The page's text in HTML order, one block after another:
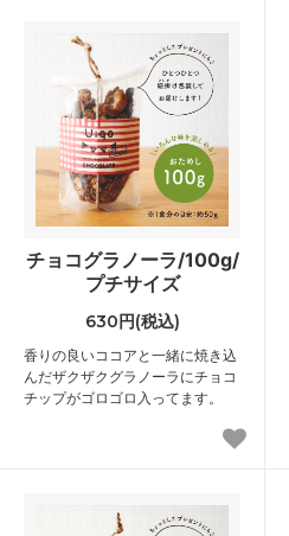
チョコグラノーラ/100g/
プチサイズ
630円(税込)
香りの良いココアと一緒に焼き込
んだザクザクグラノーラにチョコ
チップがゴロゴロ入ってます。